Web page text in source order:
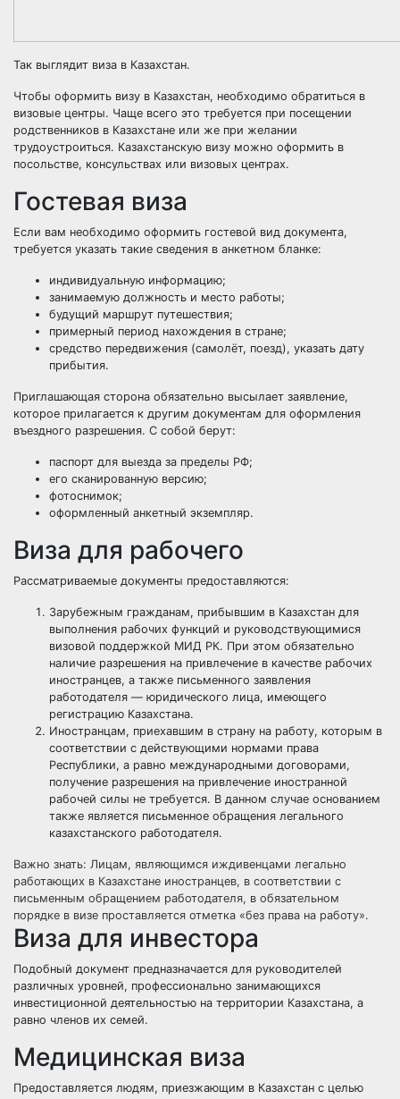
Так выглядит виза в Казахстан.
Чтобы оформить визу в Казахстан, необходимо обратиться в
визовые центры. Чаще всего это требуется при посещении
родственников в Казахстане или же при желании
трудоустроиться. Казахстанскую визу можно оформить в
посольстве, консульствах или визовых центрах.
Гостевая виза
Если вам необходимо оформить гостевой вид документа,
требуется указать такие сведения в анкетном бланке:
индивидуальную информацию;
занимаемую должность и место работы;
будущий маршрут путешествия;
примерный период нахождения в стране;
средство передвижения (самолёт, поезд), указать дату
прибытия.
Приглашающая сторона обязательно высылает заявление,
которое прилагается к другим документам для оформления
въездного разрешения. С собой берут:
паспорт для выезда за пределы РФ;
его сканированную версию;
фотоснимок;
оформленный анкетный экземпляр.
Виза для рабочего
Рассматриваемые документы предоставляются:
Зарубежным гражданам, прибывшим в Казахстан для
выполнения рабочих функций и руководствующимися
визовой поддержкой МИД РК. При этом обязательно
наличие разрешения на привлечение в качестве рабочих
иностранцев, а также письменного заявления
работодателя — юридического лица, имеющего
регистрацию Казахстана.
Иностранцам, приехавшим в страну на работу, которым в
соответствии с действующими нормами права
Республики, а равно международными договорами,
получение разрешения на привлечение иностранной
рабочей силы не требуется. В данном случае основанием
также является письменное обращения легального
казахстанского работодателя.
Важно знать: Лицам, являющимся иждивенцами легально
работающих в Казахстане иностранцев, в соответствии с
письменным обращением работодателя, в обязательном
порядке в визе проставляется отметка «без права на работу».
Виза для инвестора
Подобный документ предназначается для руководителей
различных уровней, профессионально занимающихся
инвестиционной деятельностью на территории Казахстана, а
равно членов их семей.
Медицинская виза
Предоставляется людям, приезжающим в Казахстан с целью